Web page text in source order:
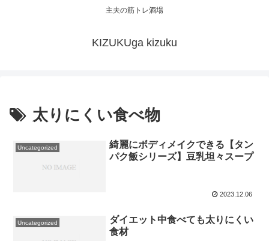
主夫の筋トレ酒場
KIZUKUga kizuku
太りにくい食べ物
Uncategorized
綺麗にボディメイクできる【タン
パク飯シリーズ】豆乳坦々スープ
2023.12.06
Uncategorized
ダイエット中食べても太りにくい
食材